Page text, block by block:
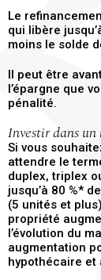
Le
qui libère
moins le solde
Il peut être
l’épargne que
pénalité.
Investir dans
Si vous
attendre le
duplex, triplex
jusqu’à 80 %*
(5 unités et
propriété
l’évolution du
augmentation
hypothécaire